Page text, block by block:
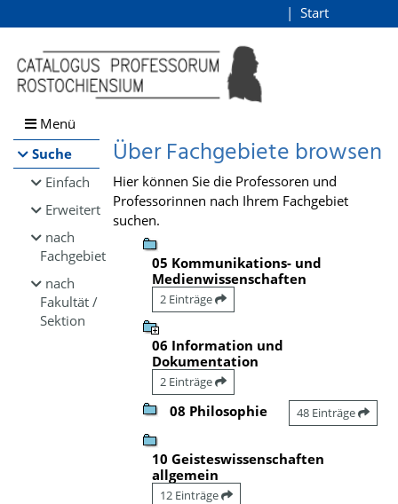
Browsen
direkt zum Inhalt
Start
Menü
Suche
Einfach
Erweitert
nach
Fachgebiet
nach
Fakultät /
Sektion
Über Fachgebiete browsen
Hier können Sie die Professoren und
Professorinnen nach Ihrem Fachgebiet
suchen.
05 Kommunikations- und
Medienwissenschaften
2 Einträge
06 Information und
Dokumentation
2 Einträge
08 Philosophie 48 Einträge
10 Geisteswissenschaften
allgemein
12 Einträge